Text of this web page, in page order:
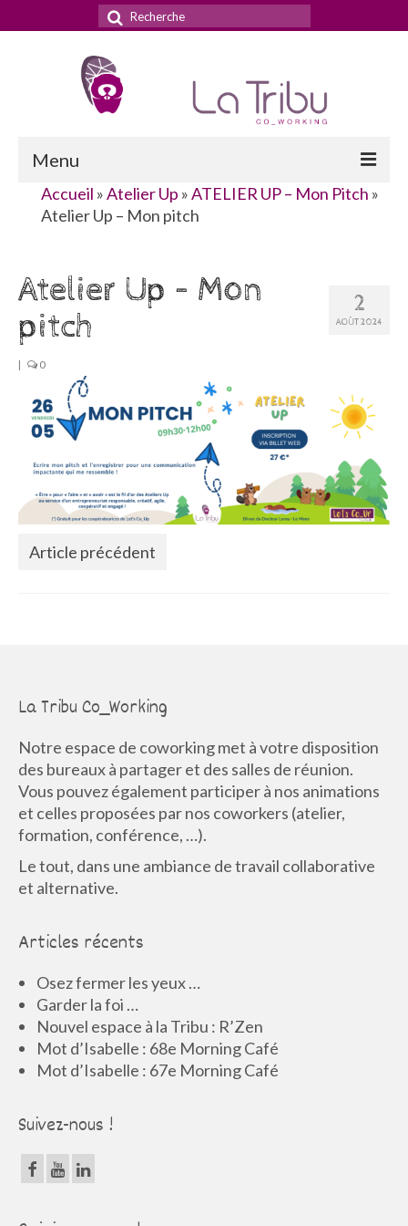
Rechercher
:
Menu
Accueil
Le concept
Nos services
La domiciliation commerciale
La Communauté
Annuaire des Co_Workers
Les Événements
Le Blog
Accueil »Atelier Up »ATELIER UP – Mon Pitch »
Atelier Up – Mon pitch
2
AOÛT 2024
Atelier Up – Mon
pitch
| 0
Article précédent
La Tribu Co_Working
Notre espace de coworking met à votre disposition
des bureaux à partager et des salles de réunion.
Vous pouvez également participer à nos animations
et celles proposées par nos coworkers (atelier,
formation, conférence, …).
Le tout, dans une ambiance de travail collaborative
et alternative.
Articles récents
Osez fermer les yeux …
Garder la foi …
Nouvel espace à la Tribu : R’Zen
Mot d’Isabelle : 68e Morning Café
Mot d’Isabelle : 67e Morning Café
Suivez-nous !